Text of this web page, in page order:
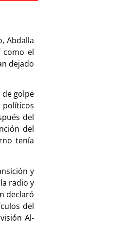
Abdalla
como el
dejado
golpe
políticos
del
del
tenía
y
radio y
declaró
del
Al-